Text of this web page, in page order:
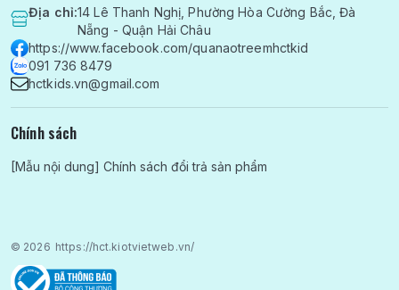
Địa chỉ:14 Lê Thanh Nghị, Phường Hòa Cường Bắc, Đà
Nẵng - Quận Hải Châu
https://www.facebook.com/quanaotreemhctkid
091 736 8479
hctkids.vn@gmail.com
Chính sách
[Mẫu nội dung] Chính sách đổi trả sản phẩm
© 2026 https://hct.kiotvietweb.vn/